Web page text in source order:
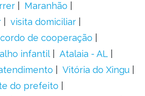
Maranhão
visita domiciliar
de cooperação
infantil
Atalaia - AL
Vitória do Xingu
do prefeito